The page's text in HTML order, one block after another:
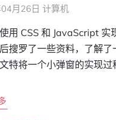
月26日 计算机
用 CSS 和 JavaScript 实
搜罗了一些资料，了解了
特将一个小弹窗的实现过